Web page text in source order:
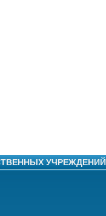
УЧРЕЖДЕНИЙ